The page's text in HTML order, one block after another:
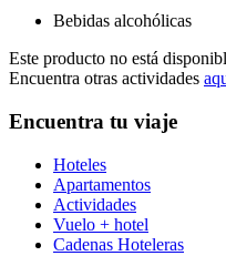
Bebidas alcohólicas
Este producto no está
Encuentra otras actividades
Encuentra tu viaje
Hoteles
Apartamentos
Actividades
Vuelo + hotel
Cadenas Hoteleras